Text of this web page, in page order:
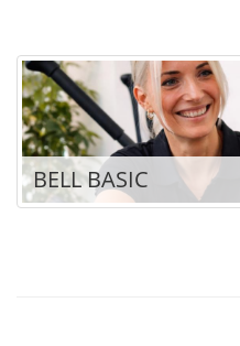
BELL BASIC